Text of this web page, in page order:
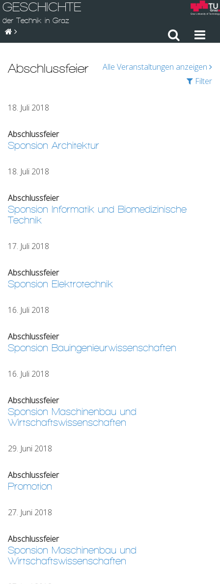
GESCHICHTE
der Technik in Graz
Alle Veranstaltungen anzeigen
Abschlussfeier
Filter
18. Juli 2018
Abschlussfeier
Sponsion Architektur
18. Juli 2018
Abschlussfeier
Sponsion Informatik und Biomedizinische
Technik
17. Juli 2018
Abschlussfeier
Sponsion Elektrotechnik
16. Juli 2018
Abschlussfeier
Sponsion Bauingenieurwissenschaften
16. Juli 2018
Abschlussfeier
Sponsion Maschinenbau und
Wirtschaftswissenschaften
29. Juni 2018
Abschlussfeier
Promotion
27. Juni 2018
Abschlussfeier
Sponsion Maschinenbau und
Wirtschaftswissenschaften